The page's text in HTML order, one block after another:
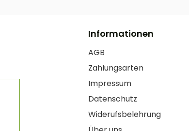
Informationen
AGB
Zahlungsarten
Impressum
Datenschutz
Widerufsbelehrung